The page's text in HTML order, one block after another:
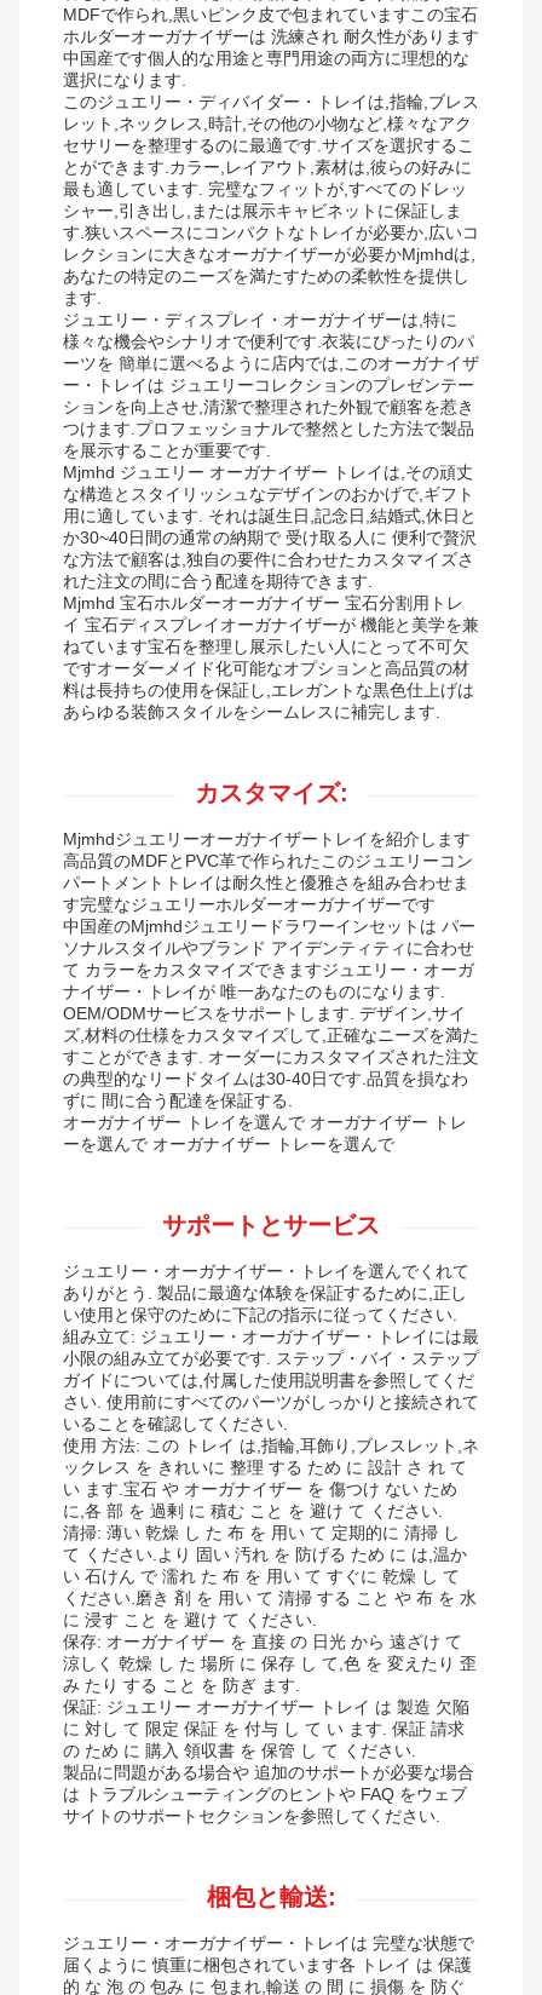
MDFで作られ,黒いピンク皮で包まれていますこの宝石
ホルダーオーガナイザーは 洗練され 耐久性があります
中国産です個人的な用途と専門用途の両方に理想的な
選択になります.
このジュエリー・ディバイダー・トレイは,指輪,ブレス
レット,ネックレス,時計,その他の小物など,様々なアク
セサリーを整理するのに最適です.サイズを選択するこ
とができます.カラー,レイアウト,素材は,彼らの好みに
最も適しています. 完璧なフィットが,すべてのドレッ
シャー,引き出し,または展示キャビネットに保証しま
す.狭いスペースにコンパクトなトレイが必要か,広いコ
レクションに大きなオーガナイザーが必要かMjmhdは,
あなたの特定のニーズを満たすための柔軟性を提供し
ます.
ジュエリー・ディスプレイ・オーガナイザーは,特に
様々な機会やシナリオで便利です.衣装にぴったりのパ
ーツを 簡単に選べるように店内では,このオーガナイザ
ー・トレイは ジュエリーコレクションのプレゼンテー
ションを向上させ,清潔で整理された外観で顧客を惹き
つけます.プロフェッショナルで整然とした方法で製品
を展示することが重要です.
Mjmhd ジュエリー オーガナイザー トレイは,その頑丈
な構造とスタイリッシュなデザインのおかげで,ギフト
用に適しています. それは誕生日,記念日,結婚式,休日と
か30~40日間の通常の納期で 受け取る人に 便利で贅沢
な方法で顧客は,独自の要件に合わせたカスタマイズさ
れた注文の間に合う配達を期待できます.
Mjmhd 宝石ホルダーオーガナイザー 宝石分割用トレ
イ 宝石ディスプレイオーガナイザーが 機能と美学を兼
ねています宝石を整理し展示したい人にとって不可欠
ですオーダーメイド化可能なオプションと高品質の材
料は長持ちの使用を保証し,エレガントな黒色仕上げは
あらゆる装飾スタイルをシームレスに補完します.
カスタマイズ:
Mjmhdジュエリーオーガナイザートレイを紹介します
高品質のMDFとPVC革で作られたこのジュエリーコン
パートメントトレイは耐久性と優雅さを組み合わせま
す完璧なジュエリーホルダーオーガナイザーです
中国産のMjmhdジュエリードラワーインセットは パー
ソナルスタイルやブランド アイデンティティに合わせ
て カラーをカスタマイズできますジュエリー・オーガ
ナイザー・トレイが 唯一あなたのものになります.
OEM/ODMサービスをサポートします. デザイン,サイ
ズ,材料の仕様をカスタマイズして,正確なニーズを満た
すことができます. オーダーにカスタマイズされた注文
の典型的なリードタイムは30-40日です.品質を損なわ
ずに 間に合う配達を保証する.
オーガナイザー トレイを選んで オーガナイザー トレ
ーを選んで オーガナイザー トレーを選んで
サポートとサービス
ジュエリー・オーガナイザー・トレイを選んでくれて
ありがとう. 製品に最適な体験を保証するために,正し
い使用と保守のために下記の指示に従ってください.
組み立て: ジュエリー・オーガナイザー・トレイには最
小限の組み立てが必要です. ステップ・バイ・ステップ
ガイドについては,付属した使用説明書を参照してくだ
さい. 使用前にすべてのパーツがしっかりと接続されて
いることを確認してください.
使用 方法: この トレイ は,指輪,耳飾り,ブレスレット,ネ
ックレス を きれいに 整理 する ため に 設計 さ れ て
い ます.宝石 や オーガナイザー を 傷つけ ない ため
に,各 部 を 過剰 に 積む こと を 避け て ください.
清掃: 薄い 乾燥 し た 布 を 用い て 定期的に 清掃 し
て ください.より 固い 汚れ を 防げる ため に は,温か
い 石けん で 濡れ た 布 を 用い て すぐに 乾燥 し て
ください.磨き 剤 を 用い て 清掃 する こと や 布 を 水
に 浸す こと を 避け て ください.
保存: オーガナイザー を 直接 の 日光 から 遠ざけ て
涼しく 乾燥 し た 場所 に 保存 し て,色 を 変えたり 歪
み たり する こと を 防ぎ ます.
保証: ジュエリー オーガナイザー トレイ は 製造 欠陥
に 対し て 限定 保証 を 付与 し て い ます. 保証 請求
の ため に 購入 領収書 を 保管 し て ください.
製品に問題がある場合や 追加のサポートが必要な場合
は トラブルシューティングのヒントや FAQ をウェブ
サイトのサポートセクションを参照してください.
梱包と輸送:
ジュエリー・オーガナイザー・トレイは 完璧な状態で
届くように 慎重に梱包されています各 トレイ は 保護
的 な 泡 の 包み に 包まれ,輸送 の 間 に 損傷 を 防ぐ